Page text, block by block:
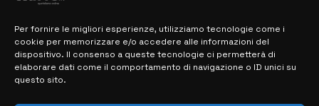
Per fornire le migliori esperienze, utilizziamo tecnologie come i
cookie per memorizzare e/o accedere alle informazioni del
dispositivo. Il consenso a queste tecnologie ci permetterà di
elaborare dati come il comportamento di navigazione o ID unici su
questo sito.
MAPPA DEL SITO
> NOTIZIE